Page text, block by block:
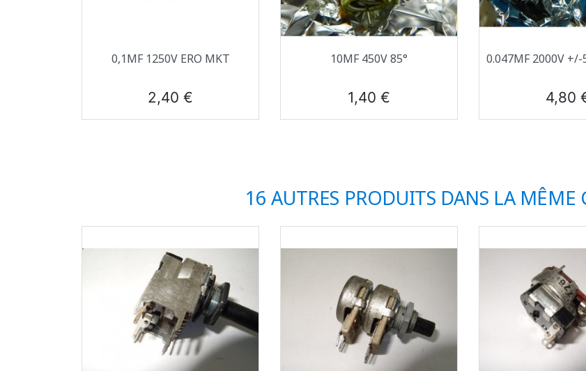
Aperçu rapide
0,1ΜF 1250V ERO MKT
Prix
2,40 €
Aperçu rapide
10ΜF 450V 85°
Prix
1,40 €
Aperçu
0.047ΜF 2000V +/-
Prix
4,80
16 AUTRES PRODUITS DANS LA MÊME